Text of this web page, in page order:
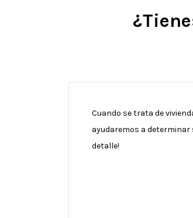
Cuando se trata de
ayudaremos a determinar
detalle!